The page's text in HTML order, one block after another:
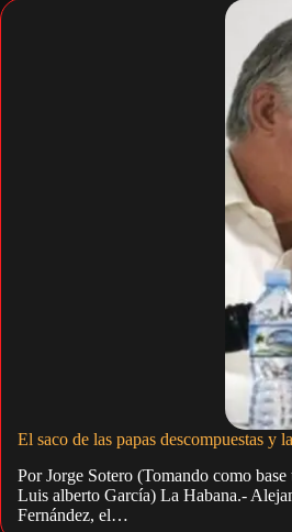
El saco de las papas descompuestas y
Por Jorge Sotero (Tomando como
Luis alberto García) La Habana.-
Fernández, el…